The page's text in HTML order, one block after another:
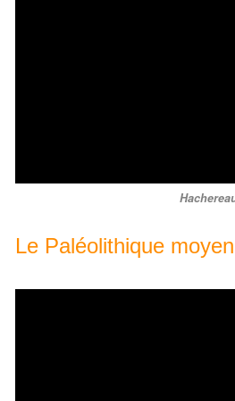
Le Paléolithique moyen